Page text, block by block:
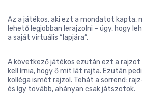
Az a játékos, aki ezt a mondatot kapta,
lehető legjobban lerajzolni – úgy, hogy
a saját virtuális “lapjára”.
A következő játékos ezután ezt a rajzot
kell írnia, hogy ő mit lát rajta. Ezután
kolléga ismét rajzol. Tehát a sorrend:
és így tovább, ahányan csak játszotok.